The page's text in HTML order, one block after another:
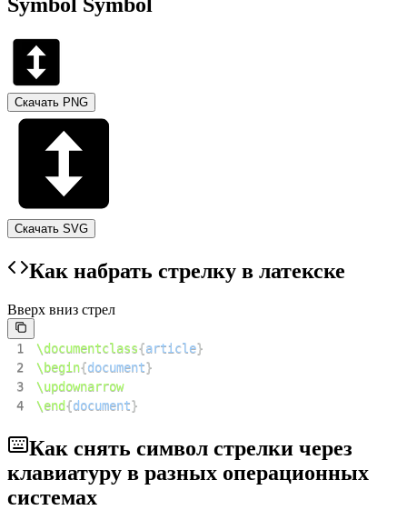
Скачать PNG
Скачать SVG
Как набрать стрелку в латекске
Вверх вниз стрел
1 \documentclass{article}
2
\begin{document}
3
\updownarrow
4
\end{document}
Как снять символ стрелки через
клавиатуру в разных операционных
системах